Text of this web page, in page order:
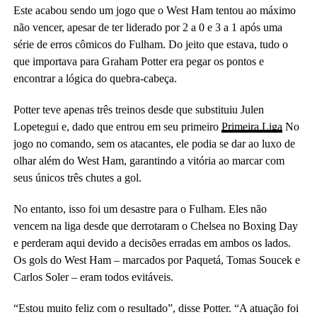
Este acabou sendo um jogo que o West Ham tentou ao máximo
não vencer, apesar de ter liderado por 2 a 0 e 3 a 1 após uma
série de erros cômicos do Fulham. Do jeito que estava, tudo o
que importava para Graham Potter era pegar os pontos e
encontrar a lógica do quebra-cabeça.
Potter teve apenas três treinos desde que substituiu Julen
Lopetegui e, dado que entrou em seu primeiro Primeira Liga No
jogo no comando, sem os atacantes, ele podia se dar ao luxo de
olhar além do West Ham, garantindo a vitória ao marcar com
seus únicos três chutes a gol.
No entanto, isso foi um desastre para o Fulham. Eles não
vencem na liga desde que derrotaram o Chelsea no Boxing Day
e perderam aqui devido a decisões erradas em ambos os lados.
Os gols do West Ham – marcados por Paquetá, Tomas Soucek e
Carlos Soler – eram todos evitáveis.
“Estou muito feliz com o resultado”, disse Potter. “A atuação foi